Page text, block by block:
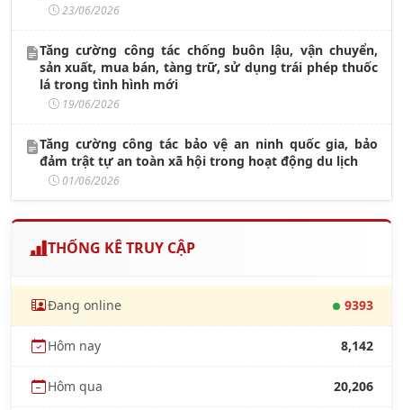
23/06/2026
Tăng cường công tác chống buôn lậu, vận chuyển,
sản xuất, mua bán, tàng trữ, sử dụng trái phép thuốc
lá trong tình hình mới
19/06/2026
Tăng cường công tác bảo vệ an ninh quốc gia, bảo
đảm trật tự an toàn xã hội trong hoạt động du lịch
01/06/2026
THỐNG KÊ TRUY CẬP
Đang online 9393
Hôm nay 8,142
Hôm qua 20,206